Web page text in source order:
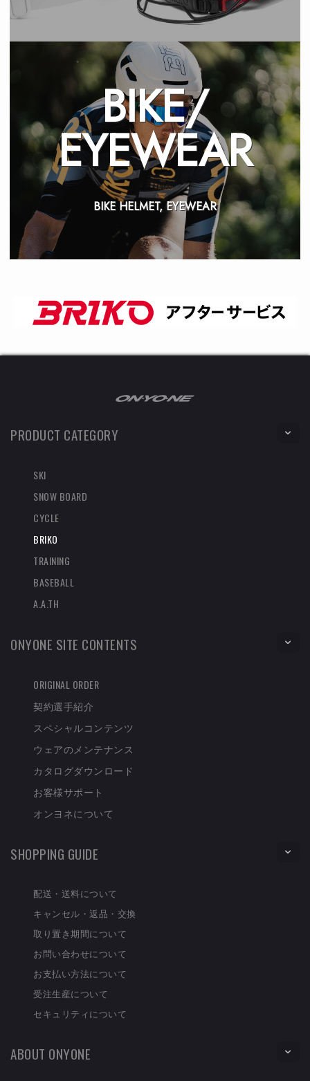
BIKE/
EYEWEAR
BIKE HELMET, EYEWEAR
PRODUCT CATEGORY
SKI
SNOW BOARD
CYCLE
BRIKO
TRAINING
BASEBALL
A.A.TH
ONYONE SITE CONTENTS
ORIGINAL ORDER
契約選手紹介
スペシャルコンテンツ
ウェアのメンテナンス
カタログダウンロード
お客様サポート
オンヨネについて
SHOPPING GUIDE
配送・送料について
キャンセル・返品・交換
取り置き期間について
お問い合わせについて
お支払い方法について
受注生産について
セキュリティについて
ABOUT ONYONE